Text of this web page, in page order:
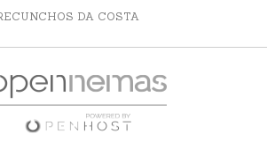
DA COSTA